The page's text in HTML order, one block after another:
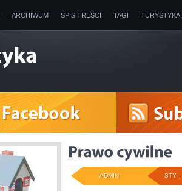
ARCHIWUM SPIS TREŚCI TAGI
STY -
ADMIN